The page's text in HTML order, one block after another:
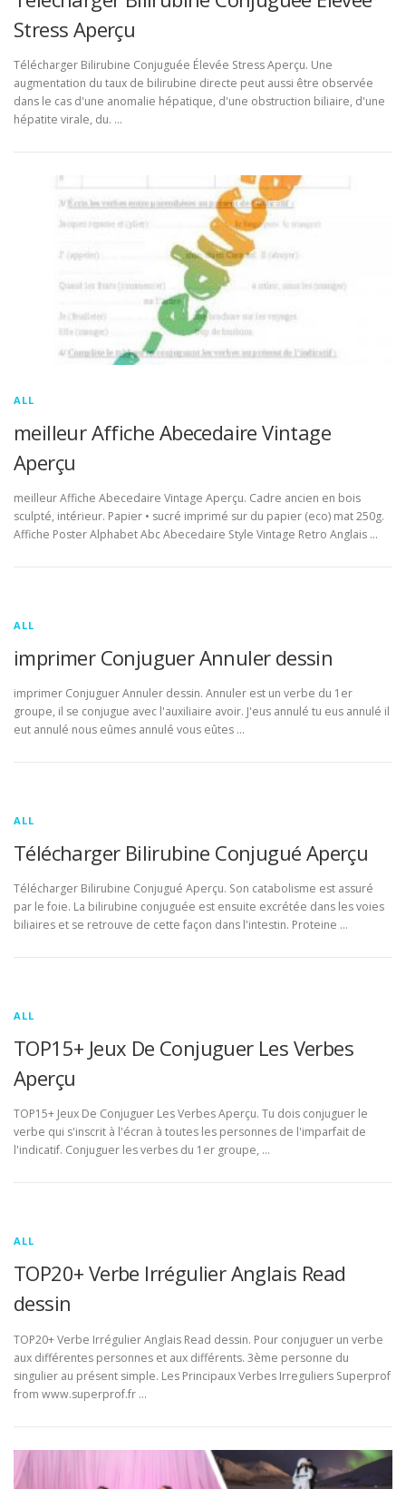
Stress Aperçu
Télécharger Bilirubine Conjuguée Élevée Stress Aperçu. Une
augmentation du taux de bilirubine directe peut aussi être observée
dans le cas d'une anomalie hépatique, d'une obstruction biliaire, d'une
hépatite virale, du. …
ALL
meilleur Affiche Abecedaire Vintage
Aperçu
meilleur Affiche Abecedaire Vintage Aperçu. Cadre ancien en bois
sculpté, intérieur. Papier • sucré imprimé sur du papier (eco) mat 250g.
Affiche Poster Alphabet Abc Abecedaire Style Vintage Retro Anglais …
ALL
imprimer Conjuguer Annuler dessin
imprimer Conjuguer Annuler dessin. Annuler est un verbe du 1er
groupe, il se conjugue avec l'auxiliaire avoir. J'eus annulé tu eus annulé il
eut annulé nous eûmes annulé vous eûtes …
ALL
Télécharger Bilirubine Conjugué Aperçu
Télécharger Bilirubine Conjugué Aperçu. Son catabolisme est assuré
par le foie. La bilirubine conjuguée est ensuite excrétée dans les voies
biliaires et se retrouve de cette façon dans l'intestin. Proteine …
ALL
TOP15+ Jeux De Conjuguer Les Verbes
Aperçu
TOP15+ Jeux De Conjuguer Les Verbes Aperçu. Tu dois conjuguer le
verbe qui s'inscrit à l'écran à toutes les personnes de l'imparfait de
l'indicatif. Conjuguer les verbes du 1er groupe, …
ALL
TOP20+ Verbe Irrégulier Anglais Read
dessin
TOP20+ Verbe Irrégulier Anglais Read dessin. Pour conjuguer un verbe
aux différentes personnes et aux différents. 3ème personne du
singulier au présent simple. Les Principaux Verbes Irreguliers Superprof
from www.superprof.fr …